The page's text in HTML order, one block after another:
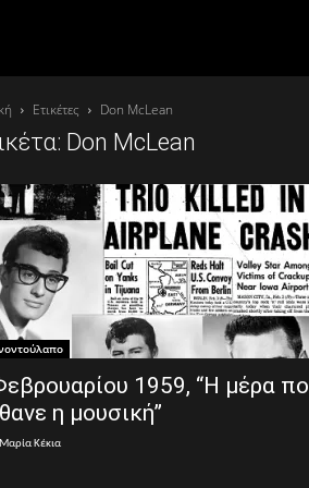
Ετικέτες Don McLean
Don McLean
1959, “Η μέρα
η μουσική”
Κέκια